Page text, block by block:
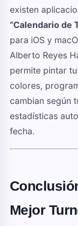
existen
“Calendario de
para iOS y
Alberto Reyes
permite pintar
colores,
cambian según
estadísticas
fecha.
Mejor